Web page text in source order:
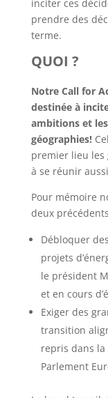
inciter ces
prendre des
terme.
QUOI ?
Notre Call for
destinée à
ambitions et
géographies!
premier lieu
à se réunir
Pour mémoire
deux
Débloquer
projets
le président
et en cours
Exiger des
transition
repris dans la
Parlement